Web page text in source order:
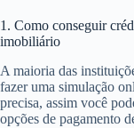
1. Como conseguir
imobiliário
A maioria das
fazer uma simulação
precisa, assim você
opções de pagamento